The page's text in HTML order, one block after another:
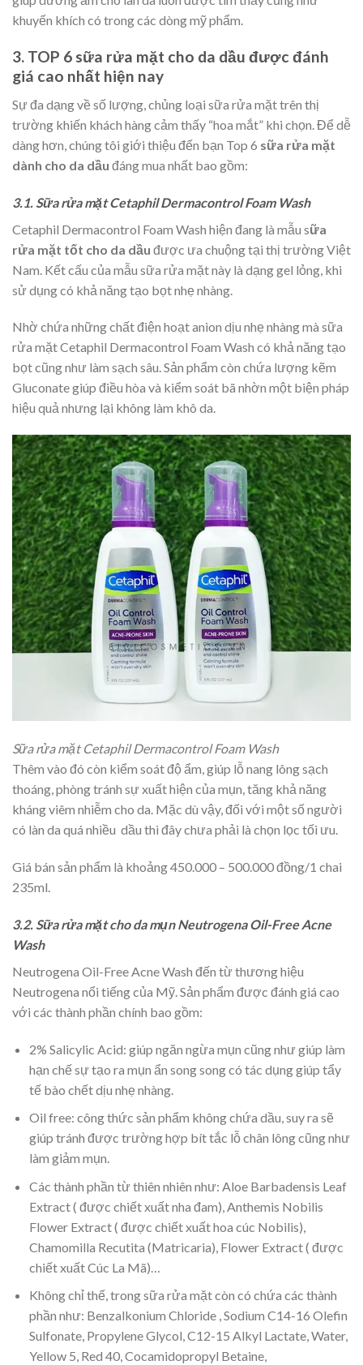
khuyến khích có trong các dòng mỹ phẩm.
3. TOP 6 sữa rửa mặt cho da dầu được đánh
giá cao nhất hiện nay
Sự đa dạng về số lượng, chủng loại sữa rửa mặt trên thị
trường khiến khách hàng cảm thấy “hoa mắt” khi chọn. Để dễ
dàng hơn, chúng tôi giới thiệu đến bạn Top 6 sữa rửa mặt
dành cho da dầu đáng mua nhất bao gồm:
3.1. Sữa rửa mặt Cetaphil Dermacontrol Foam Wash
Cetaphil Dermacontrol Foam Wash hiện đang là mẫu sữa
rửa mặt tốt cho da dầu được ưa chuộng tại thị trường Việt
Nam. Kết cấu của mẫu sữa rửa mặt này là dạng gel lỏng, khi
sử dụng có khả năng tạo bọt nhẹ nhàng.
Nhờ chứa những chất điện hoạt anion dịu nhẹ nhàng mà sữa
rửa mặt Cetaphil Dermacontrol Foam Wash có khả năng tạo
bọt cũng như làm sạch sâu. Sản phẩm còn chứa lượng kẽm
Gluconate giúp điều hòa và kiểm soát bã nhờn một biện pháp
hiệu quả nhưng lại không làm khô da.
Sữa rửa mặt Cetaphil Dermacontrol Foam Wash
Thêm vào đó còn kiểm soát độ ẩm, giúp lỗ nang lông sạch
thoáng, phòng tránh sự xuất hiện của mụn, tăng khả năng
kháng viêm nhiễm cho da. Mặc dù vậy, đối với một số người
có làn da quá nhiều dầu thì đây chưa phải là chọn lọc tối ưu.
Giá bán sản phẩm là khoảng 450.000 – 500.000 đồng/1 chai
235ml.
3.2. Sữa rửa mặt cho da mụn Neutrogena Oil-Free Acne
Wash
Neutrogena Oil-Free Acne Wash đến từ thương hiệu
Neutrogena nổi tiếng của Mỹ. Sản phẩm được đánh giá cao
với các thành phần chính bao gồm:
2% Salicylic Acid: giúp ngăn ngừa mụn cũng như giúp làm
hạn chế sự tạo ra mụn ẩn song song có tác dụng giúp tẩy
tế bào chết dịu nhẹ nhàng.
Oil free: công thức sản phẩm không chứa dầu, suy ra sẽ
giúp tránh được trường hợp bít tắc lỗ chân lông cũng như
làm giảm mụn.
Các thành phần từ thiên nhiên như: Aloe Barbadensis Leaf
Extract ( được chiết xuất nha đam), Anthemis Nobilis
Flower Extract ( được chiết xuất hoa cúc Nobilis),
Chamomilla Recutita (Matricaria), Flower Extract ( được
chiết xuất Cúc La Mã)…
Không chỉ thế, trong sữa rửa mặt còn có chứa các thành
phần như: Benzalkonium Chloride , Sodium C14-16 Olefin
Sulfonate, Propylene Glycol, C12-15 Alkyl Lactate, Water,
Yellow 5, Red 40, Cocamidopropyl Betaine,